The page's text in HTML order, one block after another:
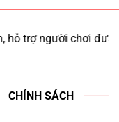
chơi đưa ra lựa
CHÍNH SÁCH